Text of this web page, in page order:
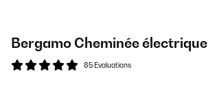
Bergamo Cheminée électrique
85 Evaluations